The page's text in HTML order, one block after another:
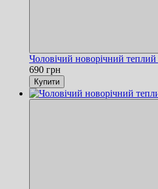
Чоловічий новорічний
690 грн
Купити